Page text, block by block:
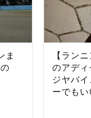
ま
【ラン
のアディ
ジヤバ
ーでもい